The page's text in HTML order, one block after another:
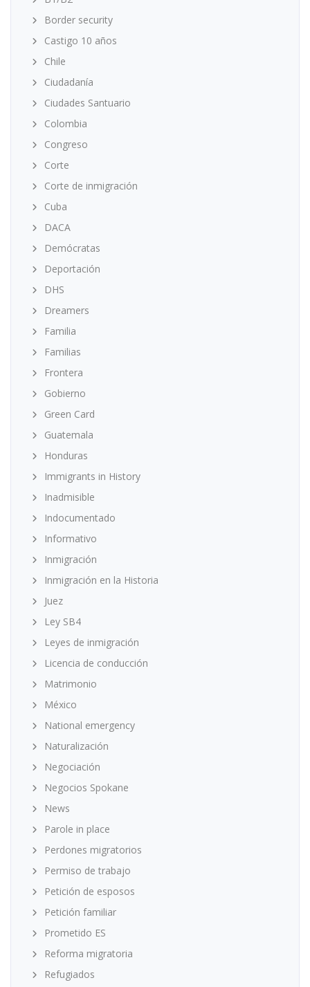
Border security
Castigo 10 años
Chile
Ciudadanía
Ciudades Santuario
Colombia
Congreso
Corte
Corte de inmigración
Cuba
DACA
Demócratas
Deportación
DHS
Dreamers
Familia
Familias
Frontera
Gobierno
Green Card
Guatemala
Honduras
Immigrants in History
Inadmisible
Indocumentado
Informativo
Inmigración
Inmigración en la Historia
Juez
Ley SB4
Leyes de inmigración
Licencia de conducción
Matrimonio
México
National emergency
Naturalización
Negociación
Negocios Spokane
News
Parole in place
Perdones migratorios
Permiso de trabajo
Petición de esposos
Petición familiar
Prometido ES
Reforma migratoria
Refugiados